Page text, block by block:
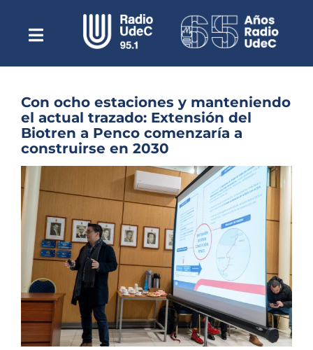
contenidoToggle
NavigationEscuchar Radio UdeC en vivo
Quiénes Somos
Programación
Podcast
Noticias
Reportajes
Columnas
Música Clásica
Especiales
Archivo Sonoro
Con ocho estaciones y manteniendo
el actual trazado: Extensión del
Biotren a Penco comenzaría a
construirse en 2030
Ver
imagen
más
grande